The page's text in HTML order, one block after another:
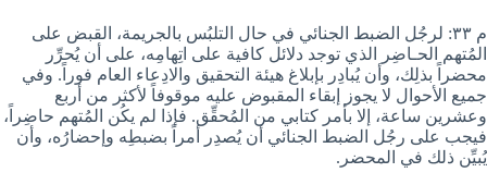
م ٣٣: لرجُل الضبط الجنائي في حال التلبُس بالجريمة، القبض على
المُتهم الحـاضِر الذي توجد دلائل كافية على اتِهامِه، على أن يُحرِّر
محضراً بذلِك، وأن يُبادِر بإبلاغ هيئة التحقيق والادِعاء العام فوراً. وفي
جميع الأحوال لا يجوز إبقاء المقبوض عليه موقوفاً لأكثر من أربع
وعشرين ساعة، إلا بأمر كتابي من المُحقِّق. فإذا لم يكُن المُتهم حاضِراً،
فيجب على رجُل الضبط الجنائي أن يُصدِر أمراً بضبطِه وإحضارُه، وأن
يُبيِّن ذلك في المحضر.